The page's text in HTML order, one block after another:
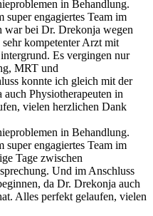
in Behandlung.
engagiertes Team im
war bei Dr. Drekonja wegen
kompetenter Arzt mit
Es vergingen nur
MRT und
konnte ich gleich mit der
Physiotherapeuten in
vielen herzlichen Dank
in Behandlung.
engagiertes Team im
Tage zwischen
Und im Anschluss
da Dr. Drekonja auch
Alles perfekt gelaufen, vielen